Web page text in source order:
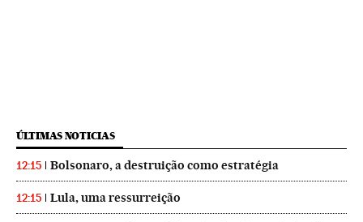
ÚLTIMAS NOTICIAS
12:15 Bolsonaro, a destruição como estratégia
12:15 Lula, uma ressurreição